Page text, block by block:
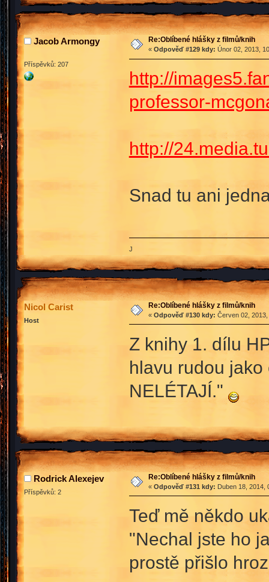
Jacob Armongy
Příspěvků: 207
Re:Oblíbené hlášky z filmů/knih
« Odpověď #129 kdy: Únor 02, 2013,
http://
professor-
http://
Snad tu ani
J
Nicol Carist
Host
Re:Oblíbené hlášky z filmů/knih
« Odpověď #130 kdy: Červen 02,
Z knihy 1. dílu
hlavu rudou
NELÉTAJÍ."
Rodrick Alexejev
Příspěvků: 2
Re:Oblíbené hlášky z filmů/knih
« Odpověď #131 kdy: Duben 18, 2014,
Teď mě někdo
"Nechal jste ho
prostě přišlo